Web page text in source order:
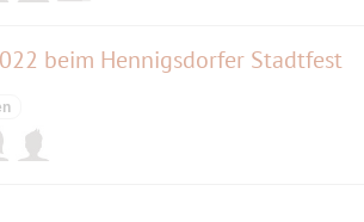
beim Hennigsdorfer Stadtfest